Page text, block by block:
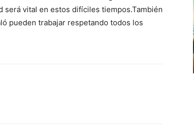
flecha
arriba/abajo
para
vital en estos difíciles tiempos.También
pueden trabajar respetando todos los